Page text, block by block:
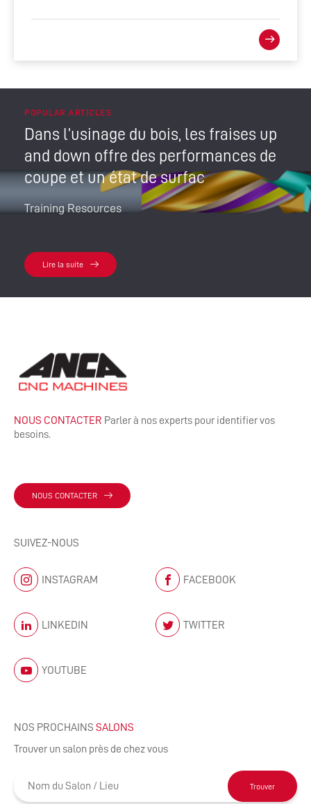
POPULAR ARTICLES
Dans l’usinage du bois, les fraises up
and down offre des performances de
coupe et un état de surfac
Training Resources
Lire la suite
NOUS CONTACTER Parler à nos experts pour identifier vos
besoins.
NOUS CONTACTER
SUIVEZ-NOUS
INSTAGRAM FACEBOOK
LINKEDIN TWITTER
YOUTUBE
NOS PROCHAINS SALONS
Trouver un salon près de chez vous
Trouver